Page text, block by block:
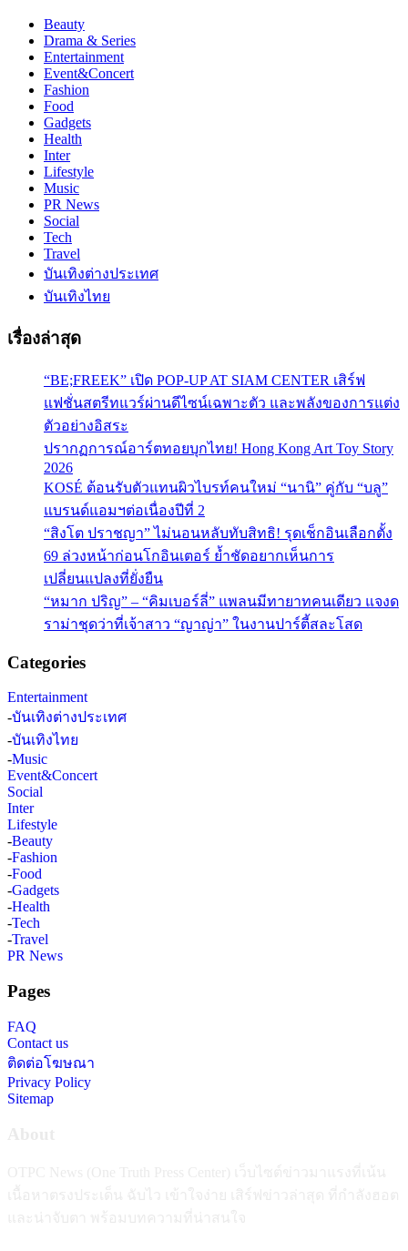
Beauty
Drama & Series
Entertainment
Event&Concert
Fashion
Food
Gadgets
Health
Inter
Lifestyle
Music
PR News
Social
Tech
Travel
บันเทิงต่างประเทศ
บันเทิงไทย
เรื่องล่าสุด
“BE;FREEK” เปิด POP-UP AT SIAM CENTER เสิร์ฟ
แฟชั่นสตรีทแวร์ผ่านดีไซน์เฉพาะตัว และพลังของการแต่ง
ตัวอย่างอิสระ
ปรากฏการณ์อาร์ตทอยบุกไทย! Hong Kong Art Toy Story
2026
KOSÉ ต้อนรับตัวแทนผิวไบรท์คนใหม่ “นานิ” คู่กับ “บลู”
แบรนด์แอมฯต่อเนื่องปีที่ 2
“สิงโต ปราชญา” ไม่นอนหลับทับสิทธิ! รุดเช็กอินเลือกตั้ง
69 ล่วงหน้าก่อนโกอินเตอร์ ย้ำชัดอยากเห็นการ
เปลี่ยนแปลงที่ยั่งยืน
“หมาก ปริญ” – “คิมเบอร์ลี่” แพลนมีทายาทคนเดียว แจงด
ราม่าชุดว่าที่เจ้าสาว “ญาญ่า” ในงานปาร์ตี้สละโสด
Categories
Entertainment
-บันเทิงต่างประเทศ
-บันเทิงไทย
-Music
Event&Concert
Social
Inter
Lifestyle
-Beauty
-Fashion
-Food
-Gadgets
-Health
-Tech
-Travel
PR News
Pages
FAQ
Contact us
ติดต่อโฆษณา
Privacy Policy
Sitemap